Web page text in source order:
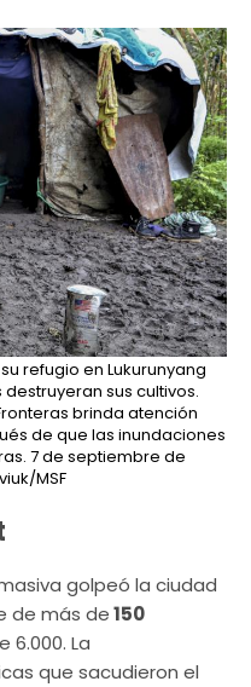
refugio en Lukurunyang
sus cultivos.
brinda atención
de que las inundaciones
7 de septiembre de
MSF
golpeó la ciudad
de más de150
6.000. La
que sacudieron el